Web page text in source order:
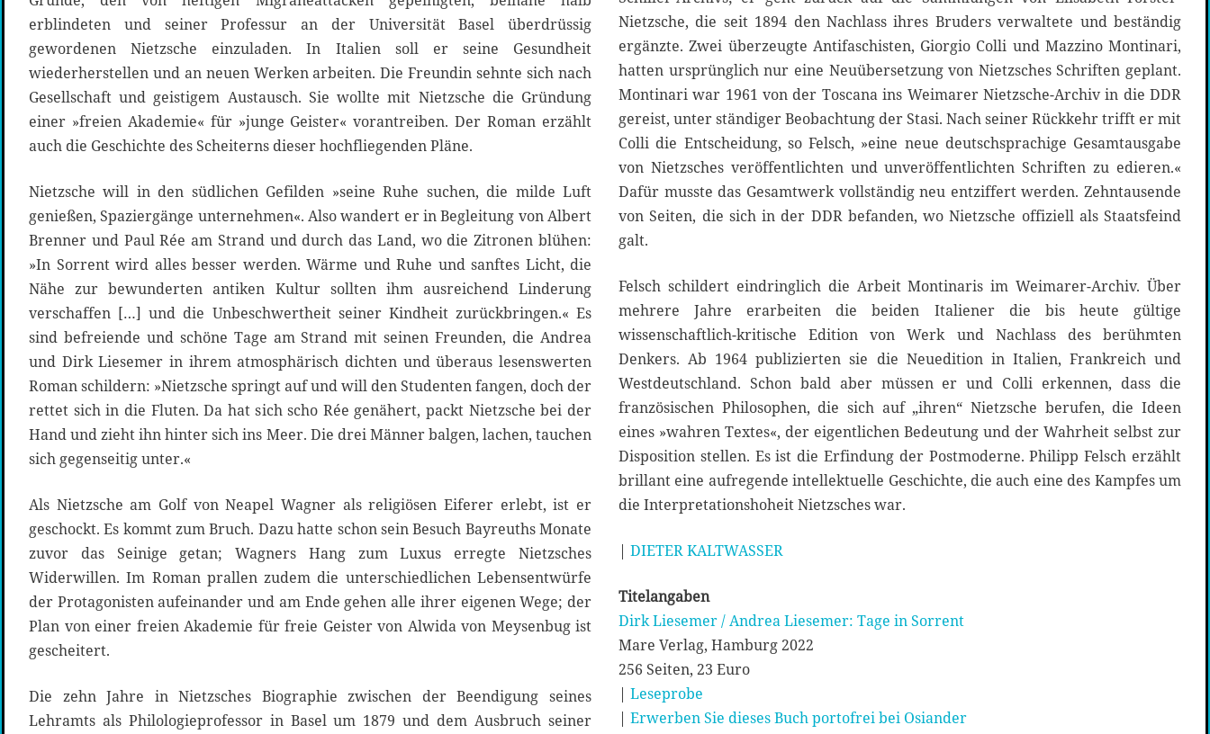
erblindeten und seiner Professur an der Universität Basel überdrüssig
gewordenen Nietzsche einzuladen. In Italien soll er seine Gesundheit
wiederherstellen und an neuen Werken arbeiten. Die Freundin sehnte sich nach
Gesellschaft und geistigem Austausch. Sie wollte mit Nietzsche die Gründung
einer »freien Akademie« für »junge Geister« vorantreiben. Der Roman erzählt
auch die Geschichte des Scheiterns dieser hochfliegenden Pläne.
Nietzsche will in den südlichen Gefilden »seine Ruhe suchen, die milde Luft
genießen, Spaziergänge unternehmen«. Also wandert er in Begleitung von Albert
Brenner und Paul Rée am Strand und durch das Land, wo die Zitronen blühen:
»In Sorrent wird alles besser werden. Wärme und Ruhe und sanftes Licht, die
Nähe zur bewunderten antiken Kultur sollten ihm ausreichend Linderung
verschaffen […] und die Unbeschwertheit seiner Kindheit zurückbringen.« Es
sind befreiende und schöne Tage am Strand mit seinen Freunden, die Andrea
und Dirk Liesemer in ihrem atmosphärisch dichten und überaus lesenswerten
Roman schildern: »Nietzsche springt auf und will den Studenten fangen, doch der
rettet sich in die Fluten. Da hat sich scho Rée genähert, packt Nietzsche bei der
Hand und zieht ihn hinter sich ins Meer. Die drei Männer balgen, lachen, tauchen
sich gegenseitig unter.«
Als Nietzsche am Golf von Neapel Wagner als religiösen Eiferer erlebt, ist er
geschockt. Es kommt zum Bruch. Dazu hatte schon sein Besuch Bayreuths Monate
zuvor das Seinige getan; Wagners Hang zum Luxus erregte Nietzsches
Widerwillen. Im Roman prallen zudem die unterschiedlichen Lebensentwürfe
der Protagonisten aufeinander und am Ende gehen alle ihrer eigenen Wege; der
Plan von einer freien Akademie für freie Geister von Alwida von Meysenbug ist
gescheitert.
Die zehn Jahre in Nietzsches Biographie zwischen der Beendigung seines
Lehramts als Philologieprofessor in Basel um 1879 und dem Ausbruch seiner
Nietzsche, die seit 1894 den Nachlass ihres Bruders verwaltete und beständig
ergänzte. Zwei überzeugte Antifaschisten, Giorgio Colli und Mazzino Montinari,
hatten ursprünglich nur eine Neuübersetzung von Nietzsches Schriften geplant.
Montinari war 1961 von der Toscana ins Weimarer Nietzsche-Archiv in die DDR
gereist, unter ständiger Beobachtung der Stasi. Nach seiner Rückkehr trifft er mit
Colli die Entscheidung, so Felsch, »eine neue deutschsprachige Gesamtausgabe
von Nietzsches veröffentlichten und unveröffentlichten Schriften zu edieren.«
Dafür musste das Gesamtwerk vollständig neu entziffert werden. Zehntausende
von Seiten, die sich in der DDR befanden, wo Nietzsche offiziell als Staatsfeind
galt.
Felsch schildert eindringlich die Arbeit Montinaris im Weimarer-Archiv. Über
mehrere Jahre erarbeiten die beiden Italiener die bis heute gültige
wissenschaftlich-kritische Edition von Werk und Nachlass des berühmten
Denkers. Ab 1964 publizierten sie die Neuedition in Italien, Frankreich und
Westdeutschland. Schon bald aber müssen er und Colli erkennen, dass die
französischen Philosophen, die sich auf „ihren“ Nietzsche berufen, die Ideen
eines »wahren Textes«, der eigentlichen Bedeutung und der Wahrheit selbst zur
Disposition stellen. Es ist die Erfindung der Postmoderne. Philipp Felsch erzählt
brillant eine aufregende intellektuelle Geschichte, die auch eine des Kampfes um
die Interpretationshoheit Nietzsches war.
| DIETER KALTWASSER
Titelangaben
Dirk Liesemer / Andrea Liesemer: Tage in Sorrent
Mare Verlag, Hamburg 2022
256 Seiten, 23 Euro
| Leseprobe
| Erwerben Sie dieses Buch portofrei bei Osiander